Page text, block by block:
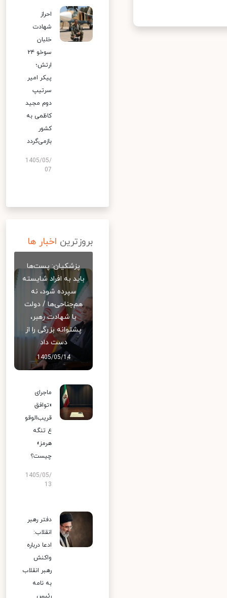
احراز
شهادت
خلبان
سوخو ۲۴
ارتش؛
پیکر امیر
سرتیپ
دوم مجید
کاظمی به
کشور
بازمی‌گردد
1405/05/
07
بروزترین اخبار ها
پزشکیان: پست‌ها
باید به افراد شایسته
سپرده شود، نه
هم‌جناحی‌ها / دولت
با شهادت رهبر،
پشتوانه بزرگی را از
دست داد
1405/05/14
ماجرای
«توافق
قریب‌الوقو
ع تنگه
هرمز»
چیست؟
1405/05/
13
دفتر رهبر
انقلاب:
ادعا درباره
واکنش
رهبر انقلاب
به نامه
رئیس